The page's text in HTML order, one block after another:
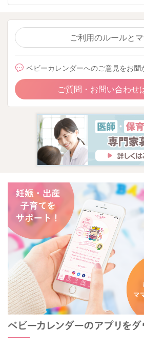
ご利用のルールと
ベビーカレンダーへのご意見をお聞
ご質問・お問い合わせ